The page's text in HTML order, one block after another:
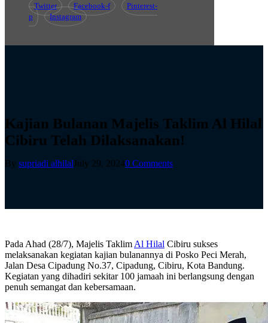
Twitter Facebook-f
Pinterest-
p
Instagram
Kajian Bulanan Majelis Taklim Al Hilal
Cibiru Telah Dilaksanakan!
By supriadi alhilal July 29, 20240 Comments
Pada Ahad (28/7), Majelis Taklim Al Hilal Cibiru sukses
melaksanakan kegiatan kajian bulanannya di Posko Peci Merah,
Jalan Desa Cipadung No.37, Cipadung, Cibiru, Kota Bandung.
Kegiatan yang dihadiri sekitar 100 jamaah ini berlangsung dengan
penuh semangat dan kebersamaan.